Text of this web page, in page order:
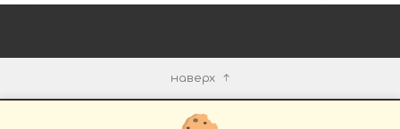
наверх